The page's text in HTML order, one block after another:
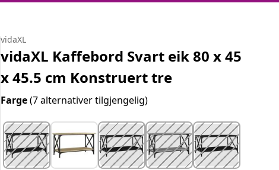
vidaXL
vidaXL Kaffebord Svart eik 80 x 45
x 45.5 cm Konstruert tre
Farge(7 alternativer tilgjengelig)